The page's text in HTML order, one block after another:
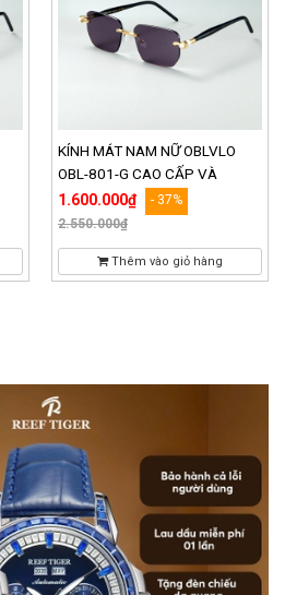
KÍNH MÁT NAM NỮ OBLVLO
OBL-801-G CAO CẤP VÀ
PHONG CÁCH
1.600.000₫
- 37%
2.550.000₫
Thêm vào giỏ hàng